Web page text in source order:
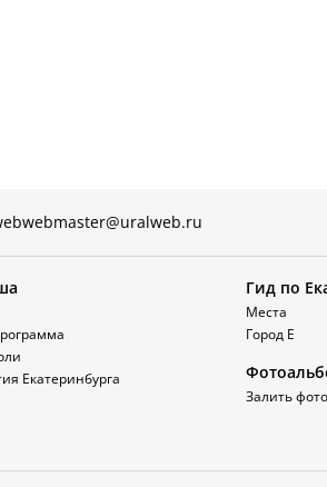
webmaster@uralweb.ru
Екатеринбурга
Гид по
Места
Город Е
Залить